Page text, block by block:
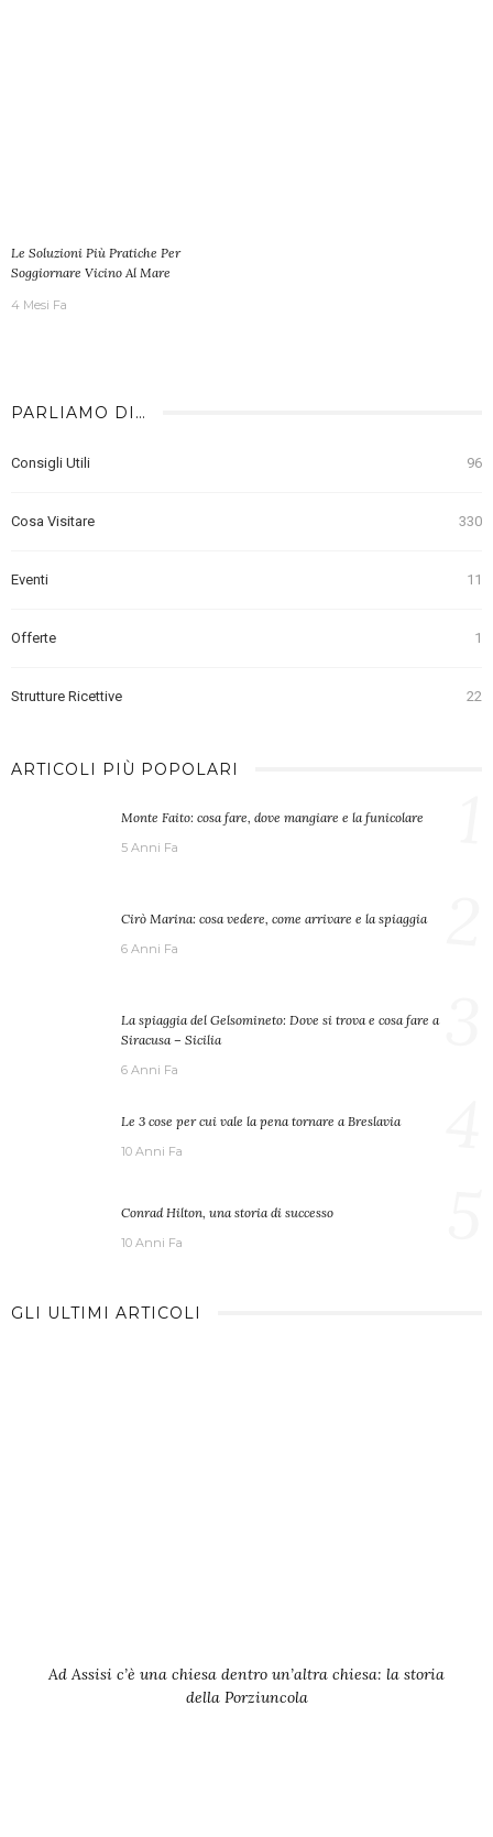
Le Soluzioni Più Pratiche Per
Soggiornare Vicino Al Mare
4 Mesi Fa
PARLIAMO DI…
Consigli Utili 96
Cosa Visitare 330
Eventi 11
Offerte 1
Strutture Ricettive 22
ARTICOLI PIÙ POPOLARI
Monte Faito: cosa fare, dove mangiare e la funicolare
5 Anni Fa
Cirò Marina: cosa vedere, come arrivare e la spiaggia
6 Anni Fa
La spiaggia del Gelsomineto: Dove si trova e cosa fare a
Siracusa – Sicilia
6 Anni Fa
Le 3 cose per cui vale la pena tornare a Breslavia
10 Anni Fa
Conrad Hilton, una storia di successo
10 Anni Fa
GLI ULTIMI ARTICOLI
Ad Assisi c’è una chiesa dentro un’altra chiesa: la storia
della Porziuncola